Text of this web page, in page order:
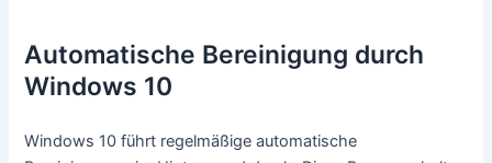
Automatische Bereinigung durch
Windows 10
Windows 10 führt regelmäßige automatische